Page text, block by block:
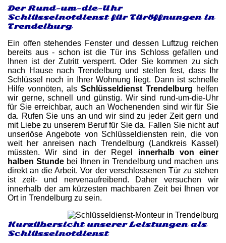
Der Rund-um-die-Uhr
Schlüsselnotdienst für Türöffnungen in
Trendelburg
Ein offen stehendes Fenster und dessen Luftzug reichen
bereits aus - schon ist die Tür ins Schloss gefallen und
Ihnen ist der Zutritt versperrt. Oder Sie kommen zu sich
nach Hause nach Trendelburg und stellen fest, dass Ihr
Schlüssel noch in Ihrer Wohnung liegt. Dann ist schnelle
Hilfe vonnöten, als Schlüsseldienst Trendelburg helfen
wir gerne, schnell und günstig. Wir sind rund-um-die-Uhr
für Sie erreichbar, auch an Wochenenden sind wir für Sie
da. Rufen Sie uns an und wir sind zu jeder Zeit gern und
mit Liebe zu unserem Beruf für Sie da. Fallen Sie nicht auf
unseriöse Angebote von Schlüsseldiensten rein, die von
weit her anreisen nach Trendelburg (Landkreis Kassel)
müssten. Wir sind in der Regel innerhalb von einer
halben Stunde bei Ihnen in Trendelburg und machen uns
direkt an die Arbeit. Vor der verschlossenen Tür zu stehen
ist zeit- und nervenaufreibend. Daher versuchen wir
innerhalb der am kürzesten machbaren Zeit bei Ihnen vor
Ort in Trendelburg zu sein.
Kurzübersicht unserer Leistungen als
Schlüsselnotdienst